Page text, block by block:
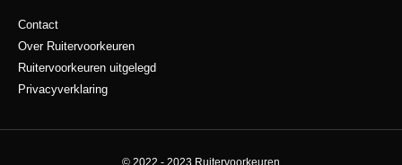
Contact
Over Ruitervoorkeuren
Ruitervoorkeuren uitgelegd
Privacyverklaring